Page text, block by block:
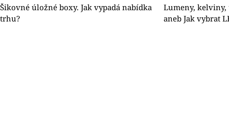
Šikovné úložné boxy. Jak vypadá nabídka
trhu?
Lumeny,
aneb Jak vybrat